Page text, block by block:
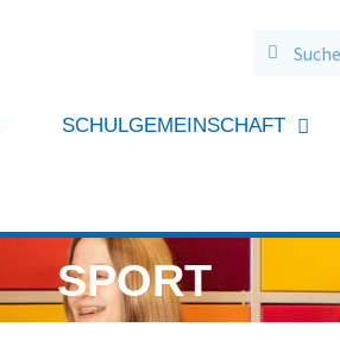
SCHULGEMEINSCHAFT
SPORT